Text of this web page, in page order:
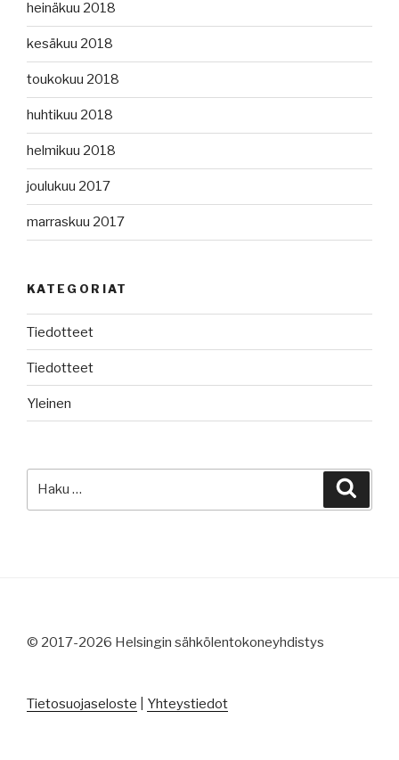
heinäkuu 2018
kesäkuu 2018
toukokuu 2018
huhtikuu 2018
helmikuu 2018
joulukuu 2017
marraskuu 2017
KATEGORIAT
Tiedotteet
Tiedotteet
Yleinen
© 2017-2026 Helsingin sähkölentokoneyhdistys
Tietosuojaseloste Yhteystiedot